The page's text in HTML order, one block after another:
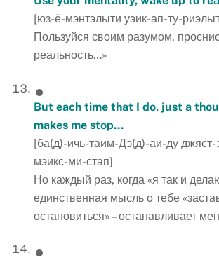
[юз-ё-мэнтэлыти уэик-ап-ту-
Пользуйся своим разумом,
реальность…»
But each time that I do, just a
makes me stop…
[ба(д)-ичь-таим-Дэ(д)-аи-ду
мэикс-ми-стап]
Но каждый раз, когда «я так и
единственная мысль о тебе
остановиться» – останавливает